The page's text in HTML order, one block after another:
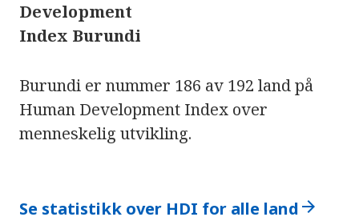
Development
Index Burundi
Burundi er nummer 186 av 192 land på
Human Development Index over
menneskelig utvikling.
Se statistikk over HDI for alle land arrow_forward